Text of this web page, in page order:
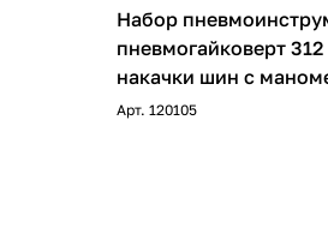
Набор
пневмогайковерт
накачки шин с
Арт. 120105